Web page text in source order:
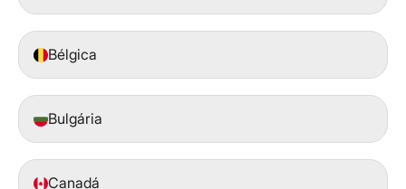
Bélgica
Bulgária
Canadá